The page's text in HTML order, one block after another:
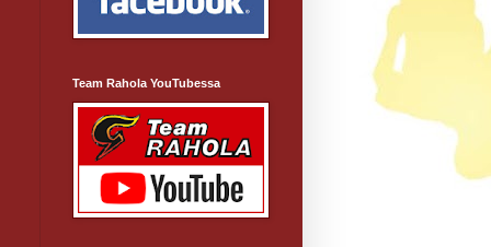
Team Rahola YouTubessa